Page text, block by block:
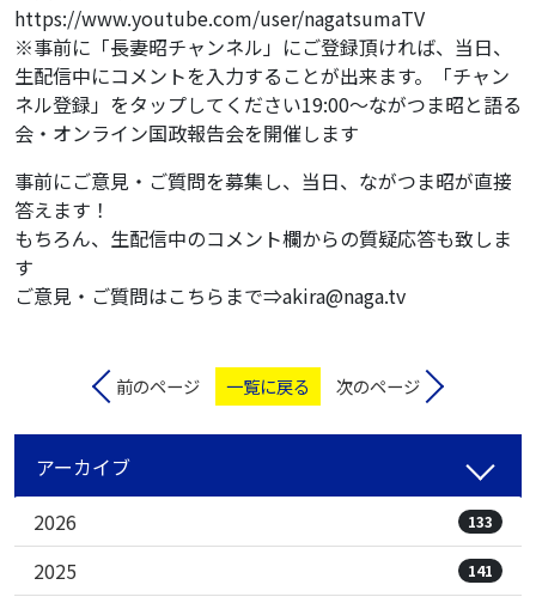
https://www.youtube.com/user/nagatsumaTV
※事前に「長妻昭チャンネル」にご登録頂ければ、当日、
生配信中にコメントを入力することが出来ます。「チャン
ネル登録」をタップしてください19:00〜ながつま昭と語る
会・オンライン国政報告会を開催します
事前にご意見・ご質問を募集し、当日、ながつま昭が直接
答えます！
もちろん、生配信中のコメント欄からの質疑応答も致しま
す
ご意見・ご質問はこちらまで⇒akira@naga.tv
前のページ 一覧に戻る 次のページ
アーカイブ
2026
133
2025 141